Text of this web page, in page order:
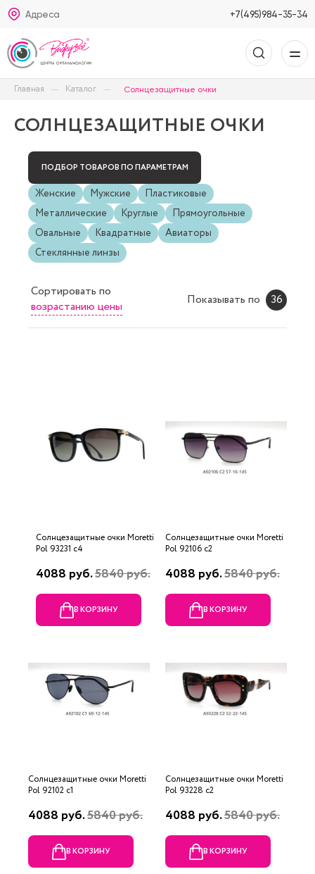
Адреса +7(495)984-35-34
Главная Каталог Солнцезащитные очки
СОЛНЦЕЗАЩИТНЫЕ ОЧКИ
ПОДБОР ТОВАРОВ ПО ПАРАМЕТРАМ
Женские Мужские
Пластиковые
Металлические
Круглые
Прямоугольные
Овальные
Квадратные
Авиаторы
Стеклянные линзы
Сортировать по
возрастанию цены
Показывать по 36
Солнцезащитные очки Moretti
Pol 93231 c4
4088 руб.5840 руб.
В КОРЗИНУ
Солнцезащитные очки Moretti
Pol 92106 c2
4088 руб.5840 руб.
В КОРЗИНУ
Солнцезащитные очки Moretti
Pol 92102 c1
4088 руб.5840 руб.
В КОРЗИНУ
Солнцезащитные очки Moretti
Pol 93228 c2
4088 руб.5840 руб.
В КОРЗИНУ